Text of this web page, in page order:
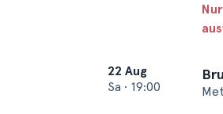
22 Aug
Sa • 19:00